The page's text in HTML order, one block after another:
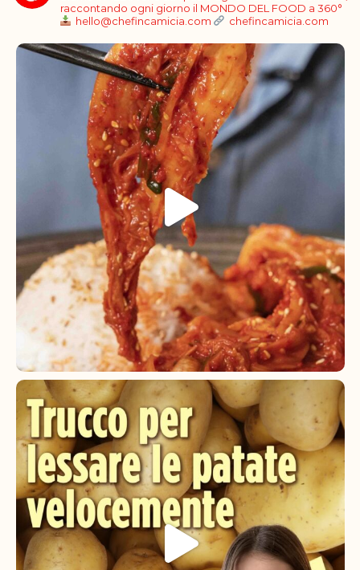
raccontando ogni giorno il MONDO DEL FOOD a 360°
hello@chefincamicia.com
chefincamicia.com